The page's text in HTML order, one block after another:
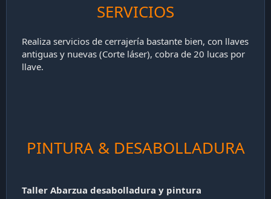
SERVICIOS
Realiza servicios de cerrajería bastante bien, con llaves
antiguas y nuevas (Corte láser), cobra de 20 lucas por
llave.
PINTURA & DESABOLLADURA
Taller Abarzua desabolladura y pintura